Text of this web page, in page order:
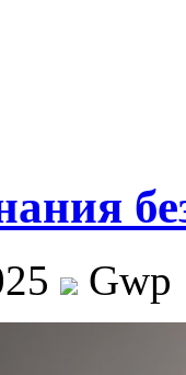
Gwp